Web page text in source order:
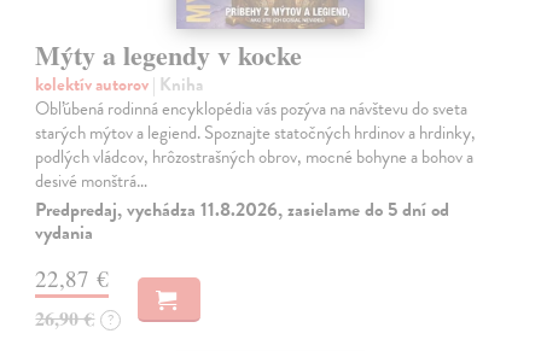
Mýty a legendy v kocke
kolektív autorov| Kniha
Obľúbená rodinná encyklopédia vás pozýva na návštevu do sveta
starých mýtov a legiend. Spoznajte statočných hrdinov a hrdinky,
podlých vládcov, hrôzostrašných obrov, mocné bohyne a bohov a
desivé monštrá…
Predpredaj, vychádza 11.8.2026, zasielame do 5 dní od
vydania
22,87 €
26,90 € ?